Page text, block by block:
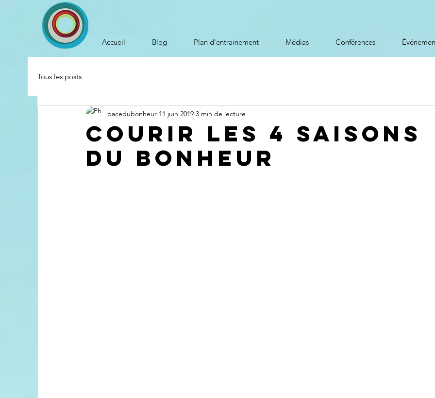
Accueil Blog Plan d'entrainement Médias Conférences
Tous les posts
Courir les 4 saisons
du bonheur
pacedubonheur 11 juin 2019 3 min de lecture